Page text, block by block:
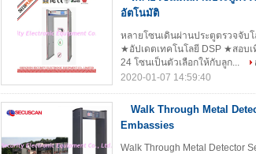
อัตโนมัติ
หลายโซนเดินผ่านประตูตรวจจับ
★อัปเดตเทคโนโลยี DSP ★สอบ
24 โซนเป็นตัวเลือกให้กับลูก...
2020-01-07 14:59:40
Walk Through Metal
Embassies
Walk Through Metal Detector